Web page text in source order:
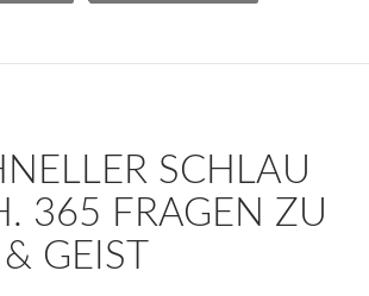
SCHLAU
365 FRAGEN ZU
GEIST